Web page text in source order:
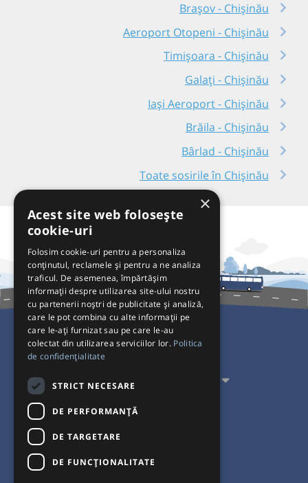
Brașov - Chișinău
Aeroport Otopeni - Chișinău
Timișoara - Chișinău
Galați - Chișinău
Iași Aeroport - Chișinău
Brăila - Chișinău
Bârlad - Chișinău
Toate sosirile în Chișinău
Pentru Călători
Pentru Transportatori
Interacționăm
Acceptăm plăți cu
×
Acest site web folosește
cookie-uri
Folosim cookie-uri pentru a personaliza
conținutul, reclamele și pentru a ne analiza
traficul. De asemenea, împărtășim
informații despre utilizarea site-ului nostru
cu partenerii noștri de publicitate și analiză,
care le pot combina cu alte informații pe
care le-ați furnizat sau pe care le-au
colectat din utilizarea serviciilor lor. Politica
de confidențialitate
STRICT NECESARE
DE PERFORMANȚĂ
DE TARGETARE
DE FUNCŢIONALITATE